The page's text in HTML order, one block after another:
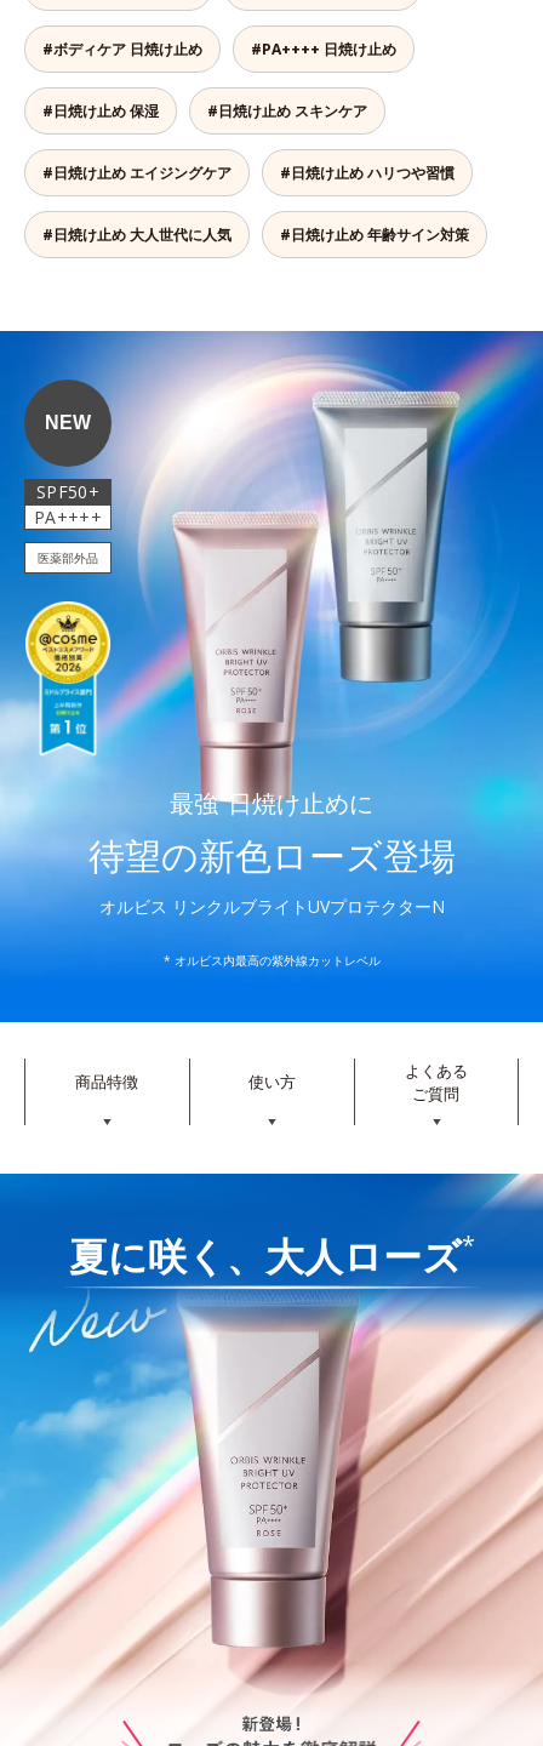
#ボディケア 日焼け止め #PA++++ 日焼け止め
#日焼け止め 保湿 #日焼け止め スキンケア
#日焼け止め エイジングケア #日焼け止め ハリつや習慣
#日焼け止め 大人世代に人気 #日焼け止め 年齢サイン対策
NEW
SPF50+
PA++++
医薬部外品
最強*日焼け止めに
待望の新色ローズ登場
オルビス リンクルブライトUVプロテクターN
* オルビス内最高の紫外線カットレベル
商品特徴
▼
使い方
▼
よくある
ご質問
▼
夏に咲く、大人ローズ*